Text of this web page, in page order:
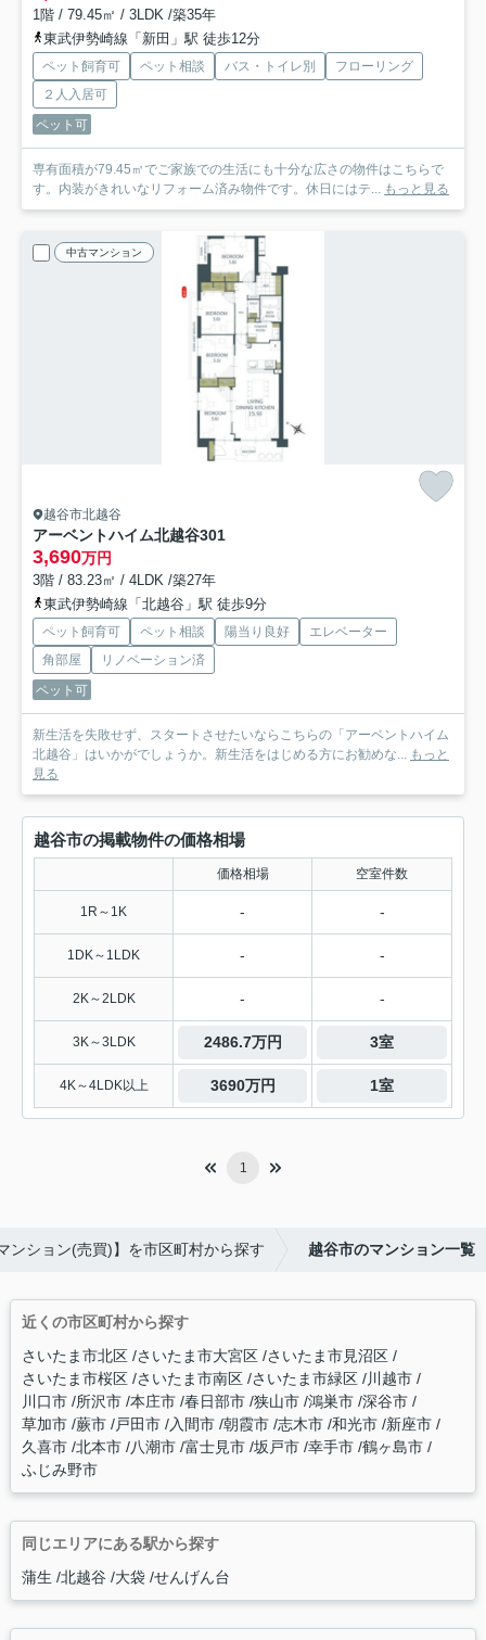
1階 / 79.45㎡ / 3LDK /築35年
東武伊勢崎線「新田」駅 徒歩12分
ペット飼育可 ペット相談 バス・トイレ別
フローリング
２人入居可
ペット可
専有面積が79.45㎡でご家族での生活にも十分な広さの物件はこちらで
す。内装がきれいなリフォーム済み物件です。休日にはテ... もっと見る
中古マンション
越谷市北越谷
アーベントハイム北越谷301
3,690万円
3階 / 83.23㎡ / 4LDK /築27年
東武伊勢崎線「北越谷」駅 徒歩9分
ペット飼育可 ペット相談 陽当り良好
エレベーター
角部屋
リノベーション済
ペット可
新生活を失敗せず、スタートさせたいならこちらの「アーベントハイム
北越谷」はいかがでしょうか。新生活をはじめる方にお勧めな... もっと
見る
越谷市の掲載物件の価格相場
価格相場 空室件数
1R～1K - -
1DK～1LDK - -
2K～2LDK - -
3K～3LDK 2486.7万円 3室
4K～4LDK以上 3690万円 1室
1
ンション(売買)】を市区町村から探す 越谷市のマンション一覧
近くの市区町村から探す
さいたま市北区 さいたま市大宮区 さいたま市見沼区
さいたま市桜区 さいたま市南区 さいたま市緑区 川越市
川口市 所沢市 本庄市 春日部市 狭山市 鴻巣市 深谷市
草加市 蕨市 戸田市 入間市 朝霞市 志木市 和光市 新座市
久喜市 北本市 八潮市 富士見市 坂戸市 幸手市 鶴ヶ島市
ふじみ野市
同じエリアにある駅から探す
蒲生 北越谷 大袋 せんげん台